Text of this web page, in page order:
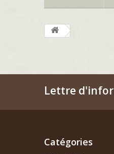
Lettre
Catégories